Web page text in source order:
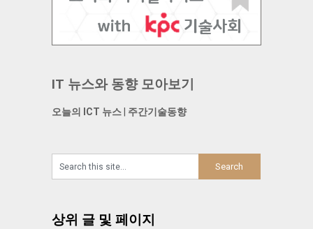
IT 뉴스와 동향 모아보기
오늘의 ICT 뉴스| 주간기술동향
상위 글 및 페이지